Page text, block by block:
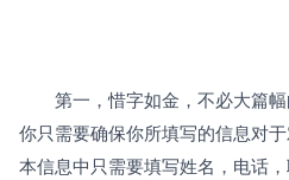
第一，惜字如金，不必大篇幅
你只需要确保你所填写的信息对
本信息中只需要填写姓名，电话